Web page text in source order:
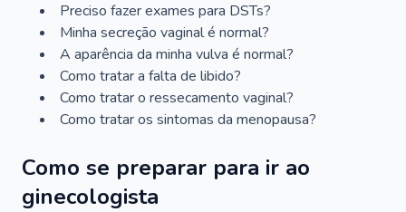
Preciso fazer exames para DSTs?
Minha secreção vaginal é normal?
A aparência da minha vulva é normal?
Como tratar a falta de libido?
Como tratar o ressecamento vaginal?
Como tratar os sintomas da menopausa?
Como se preparar para ir ao
ginecologista